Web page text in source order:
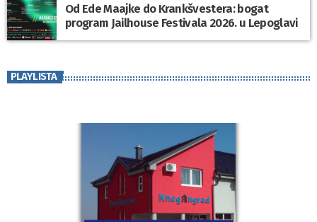
Od Ede Maajke do Krankšvestera: bogat
program Jailhouse Festivala 2026. u Lepoglavi
PLAYLISTA